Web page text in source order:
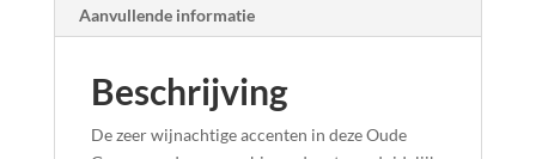
Aanvullende informatie
Beschrijving
De zeer wijnachtige accenten in deze Oude